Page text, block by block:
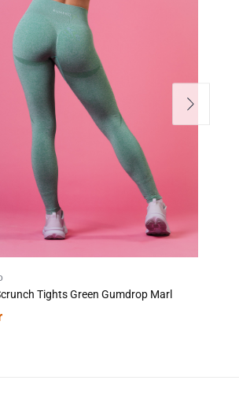
Tights Green Gumdrop Marl